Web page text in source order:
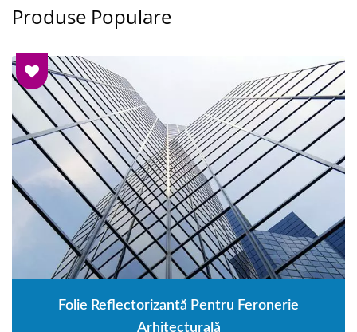
Produse Populare
Folie Reflectorizantă Pentru Feronerie
Arhitecturală